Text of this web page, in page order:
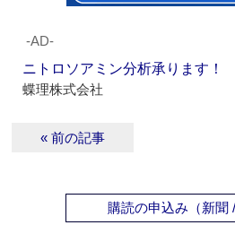
‐AD‐
ニトロソアミン分析承ります！
蝶理株式会社
« 前の記事
購読の申込み（新聞 /